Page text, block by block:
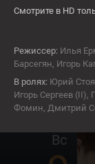
Сб
8
Вс
Смотрите в HD
Режиссер: Илья
Барсегян, Игорь
В ролях: Юрий
Игорь Сергеев (II),
Фомин, Дмитрий